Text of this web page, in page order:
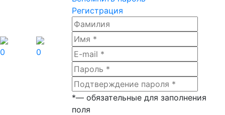
0 0
Регистрация
*— обязательные для заполнения
поля